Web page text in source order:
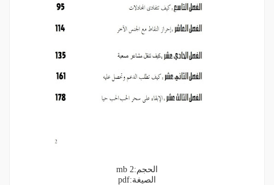
الحجم:2 mb
الصيغة:pdf